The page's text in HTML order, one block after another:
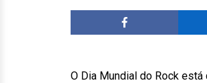
O Dia Mundial do Rock